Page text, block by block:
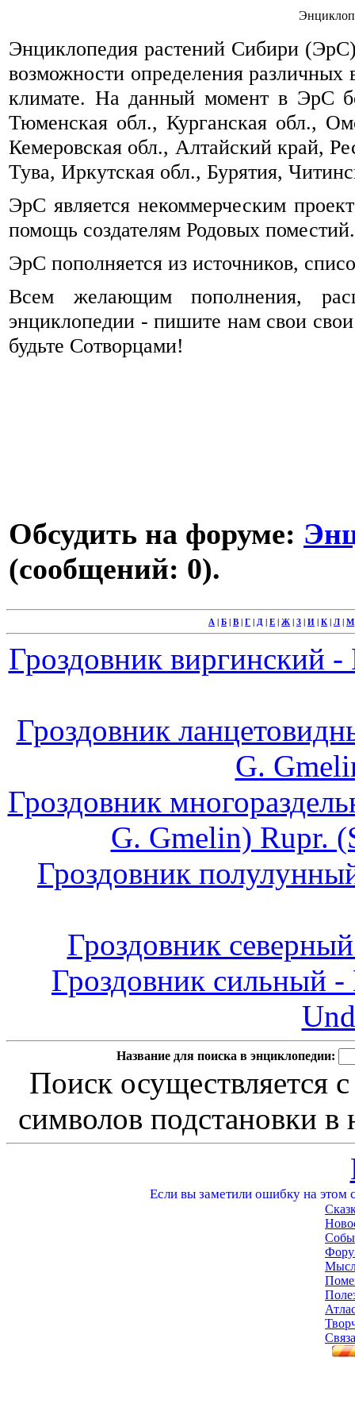
Энциклопедия растений Сибири (ЭрС)
возможности определения
климате. На данный момент в ЭрС
Тюменская обл., Курганская обл.,
Кемеровская обл., Алтайский край,
Тува, Иркутская обл., Бурятия,
ЭрС является некоммерческим
помощь создателям Родовых поместий.
ЭрС пополняется из источников,
Всем желающим пополнения,
энциклопедии - пишите нам свои
будьте Сотворцами!
Обсудить на форуме:
(сообщений: 0).
А | Б | В | Г | Д | Е | Ж | З | И | К | Л | М
Гроздовник виргинский
Гроздовник
G.
Гроздовник
G. Gmelin) Rupr.
Гроздовник
Гроздовник
Гроздовник сильный
Название для поиска в энциклопедии:
Поиск осуществляется
символов подстановки в
Если вы заметили ошибку на этом